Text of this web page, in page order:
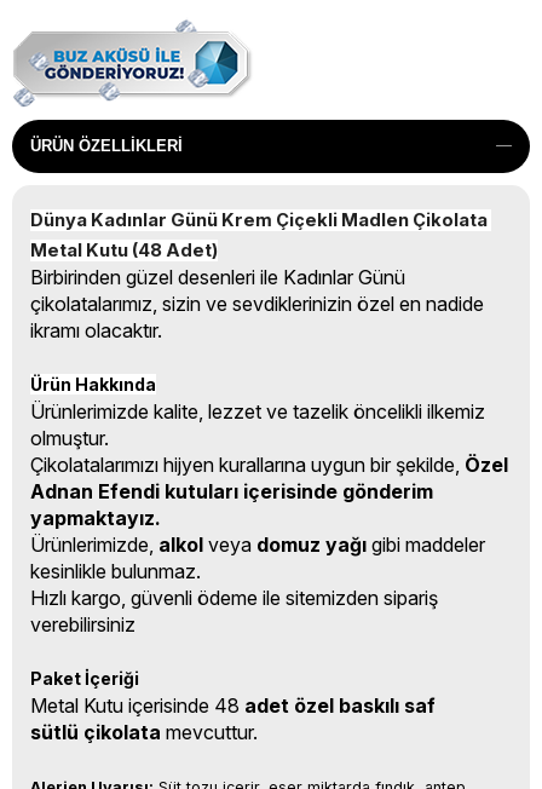
ÜRÜN ÖZELLIKLERI
Dünya Kadınlar Günü Krem Çiçekli Madlen Çikolata
Metal Kutu (48 Adet)
Birbirinden güzel desenleri ile Kadınlar Günü
çikolatalarımız, sizin ve sevdiklerinizin özel en nadide
ikramı olacaktır.
Ürün Hakkında
Ürünlerimizde kalite, lezzet ve tazelik öncelikli ilkemiz
olmuştur.
Çikolatalarımızı hijyen kurallarına uygun bir şekilde, Özel
Adnan Efendi kutuları içerisinde gönderim
yapmaktayız.
Ürünlerimizde, alkol veya domuz yağı gibi maddeler
kesinlikle bulunmaz.
Hızlı kargo, güvenli ödeme ile sitemizden sipariş
verebilirsiniz
Paket İçeriği
Metal Kutu içerisinde 48 adet özel baskılı saf
sütlü çikolata mevcuttur.